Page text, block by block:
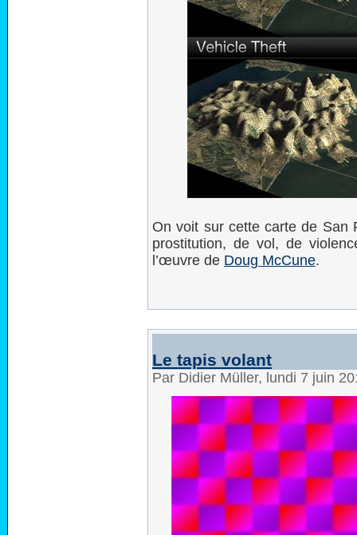
On voit sur cette carte de San
prostitution, de vol, de
l’œuvre de Doug McCune.
Le tapis volant
Par Didier Müller, lundi 7 juin